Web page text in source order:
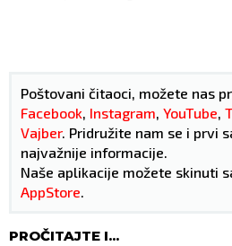
Poštovani čitaoci, možete nas
Facebook, Instagram, YouTube,
Vajber. Pridružite nam se i prvi
najvažnije informacije.
Naše aplikacije možete skinuti
AppStore.
PROČITAJTE I...